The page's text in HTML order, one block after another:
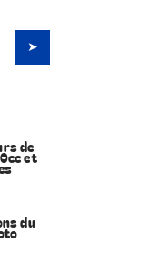
de
et
du